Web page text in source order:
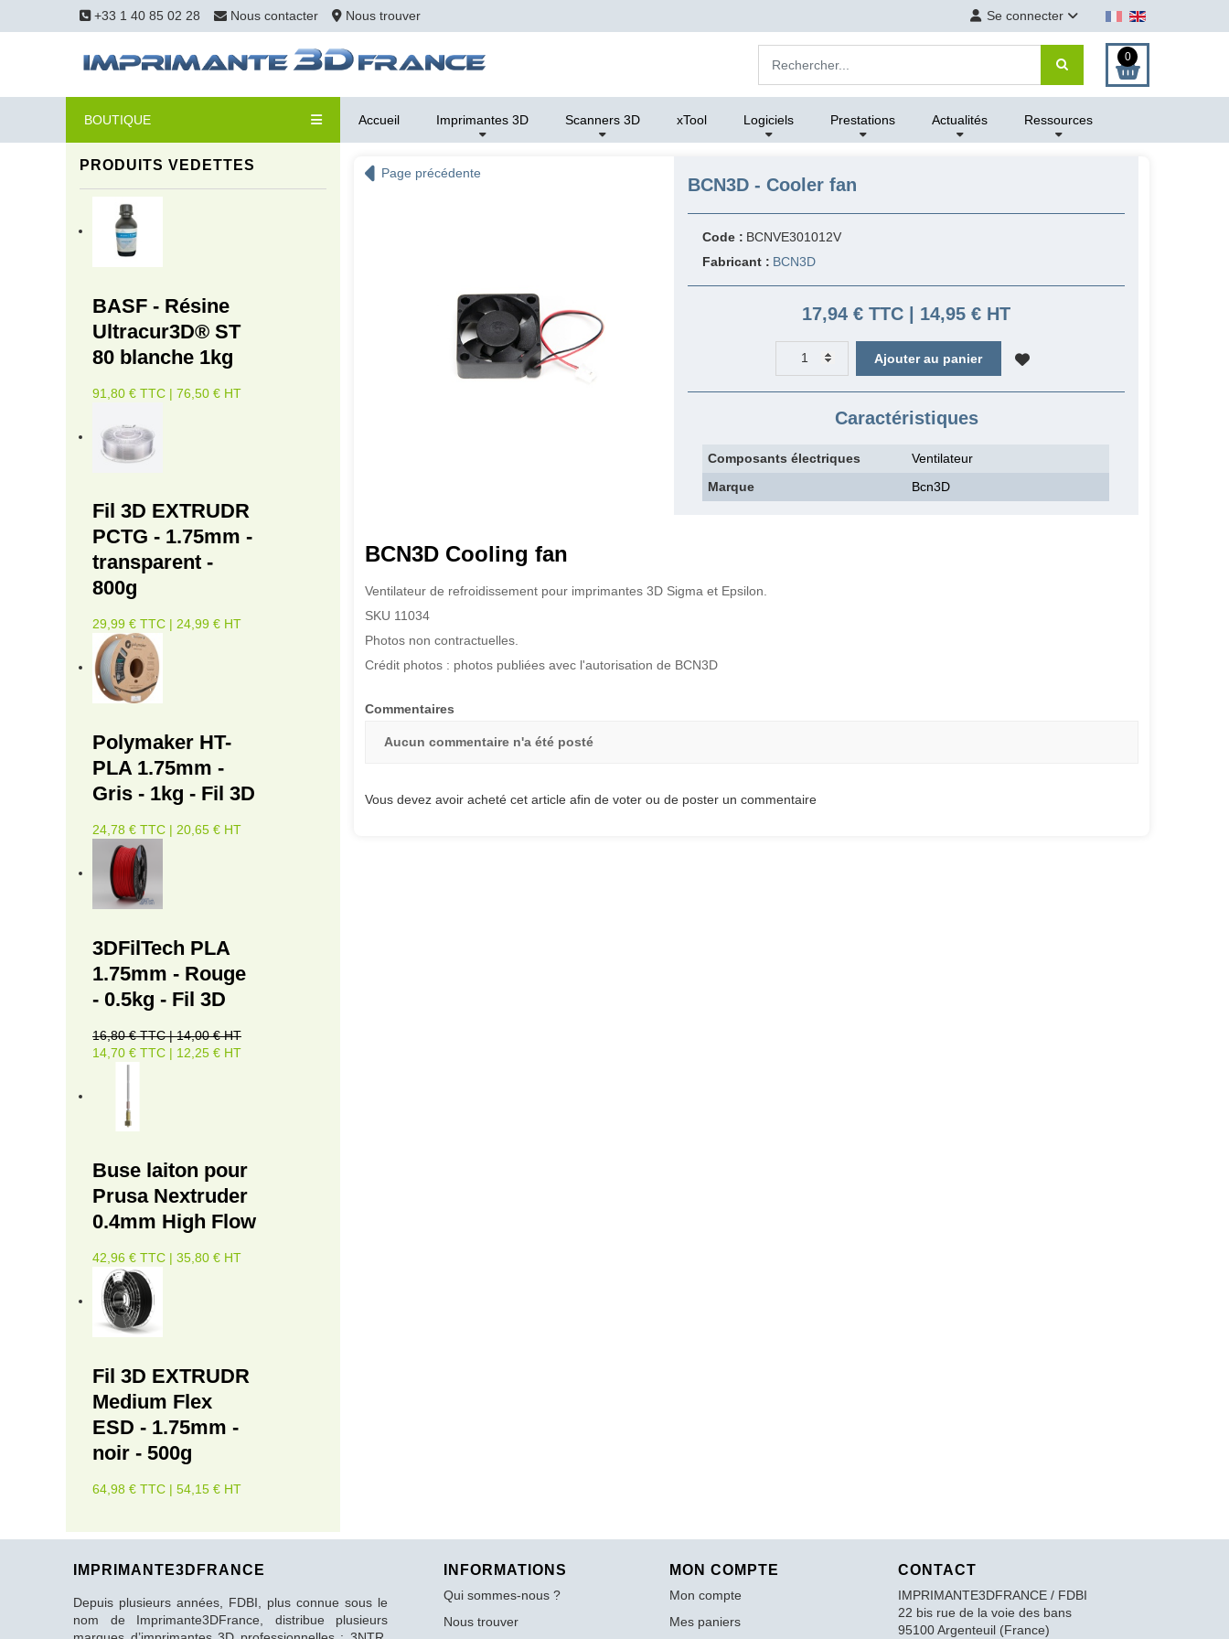
+33 1 40 85 02 28 Nous contacter Nous trouver Se connecter
0
BOUTIQUE Accueil Imprimantes 3D Scanners 3D xTool Logiciels Prestations Actualités Ressources
PRODUITS VEDETTES
BASF - Résine
Ultracur3D® ST
80 blanche 1kg
91,80 € TTC | 76,50 € HT
Fil 3D EXTRUDR
PCTG - 1.75mm -
transparent -
800g
29,99 € TTC | 24,99 € HT
Polymaker HT-
PLA 1.75mm -
Gris - 1kg - Fil 3D
24,78 € TTC | 20,65 € HT
3DFilTech PLA
1.75mm - Rouge
- 0.5kg - Fil 3D
16,80 € TTC | 14,00 € HT
14,70 € TTC | 12,25 € HT
Buse laiton pour
Prusa Nextruder
0.4mm High Flow
42,96 € TTC | 35,80 € HT
Fil 3D EXTRUDR
Medium Flex
ESD - 1.75mm -
noir - 500g
64,98 € TTC | 54,15 € HT
Page précédente
BCN3D - Cooler fan
Code : BCNVE301012V
Fabricant : BCN3D
17,94 € TTC | 14,95 € HT
Ajouter au panier
Caractéristiques
Composants électriques
Ventilateur
Marque
Bcn3D
BCN3D Cooling fan
Ventilateur de refroidissement pour imprimantes 3D Sigma et Epsilon.
SKU 11034
Photos non contractuelles.
Crédit photos : photos publiées avec l'autorisation de BCN3D
Commentaires
Aucun commentaire n'a été posté
Vous devez avoir acheté cet article afin de voter ou de poster un commentaire
IMPRIMANTE3DFRANCE
Depuis plusieurs années, FDBI, plus connue sous le
nom de Imprimante3DFrance, distribue plusieurs
INFORMATIONS
Qui sommes-nous ?
Nous trouver
MON COMPTE
Mon compte
Mes paniers
CONTACT
IMPRIMANTE3DFRANCE / FDBI
22 bis rue de la voie des bans
95100 Argenteuil (France)